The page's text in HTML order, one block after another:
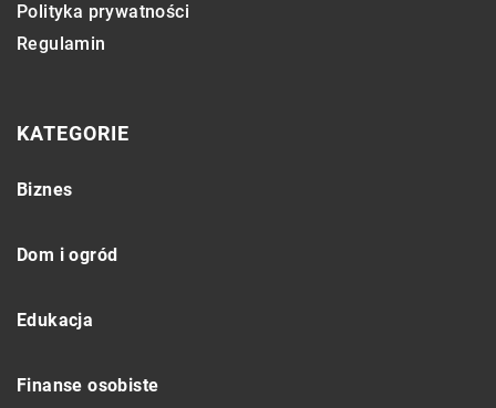
Polityka prywatności
Regulamin
KATEGORIE
Biznes
Dom i ogród
Edukacja
Finanse osobiste